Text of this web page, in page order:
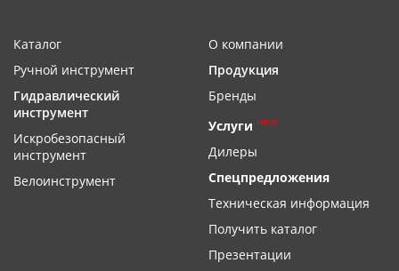
Каталог
Ручной инструмент
Гидравлический
инструмент
Искробезопасный
инструмент
Велоинструмент
О компании
Продукция
Бренды
Услуги new
Дилеры
Спецпредложения
Техническая информация
Получить каталог
Презентации